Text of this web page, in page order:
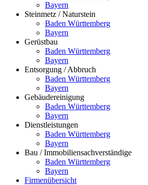
Bayern
Steinmetz / Naturstein
Baden Württemberg
Bayern
Gerüstbau
Baden Württemberg
Bayern
Entsorgung / Abbruch
Baden Württemberg
Bayern
Gebäudereinigung
Baden Württemberg
Bayern
Dienstleistungen
Baden Württemberg
Bayern
Bau / Immobiliensachverständige
Baden Württemberg
Bayern
Firmenübersicht